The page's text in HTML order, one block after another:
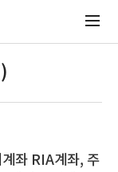
좌 RIA계좌, 주